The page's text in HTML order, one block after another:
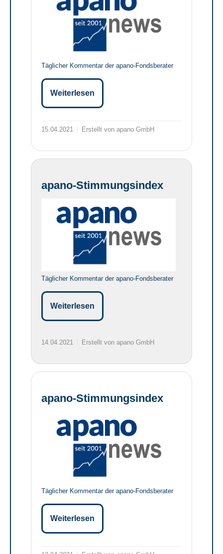
Täglicher Kommentar der apano-Fondsberater
Weiterlesen
15.04.2021 Erstellt von apano GmbH
apano-Stimmungsindex
Täglicher Kommentar der apano-Fondsberater
Weiterlesen
14.04.2021 Erstellt von apano GmbH
apano-Stimmungsindex
Täglicher Kommentar der apano-Fondsberater
Weiterlesen